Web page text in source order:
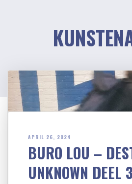
APRIL 26, 2024
BURO LOU –
UNKNOWN DEEL 3